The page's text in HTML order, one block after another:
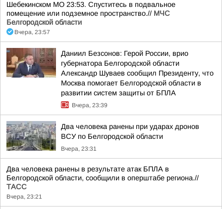
Шебекинском МО 23:53. Спуститесь в подвальное
помещение или подземное пространство.// МЧС
Белгородской области
Вчера, 23:57
Даниил Безсонов: Герой России, врио
губернатора Белгородской области
Александр Шуваев сообщил Президенту, что
Москва помогает Белгородской области в
развитии систем защиты от БПЛА
Вчера, 23:39
Два человека ранены при ударах дронов
ВСУ по Белгородской области
Вчера, 23:31
Два человека ранены в результате атак БПЛА в
Белгородской области, сообщили в оперштабе региона.//
ТАСС
Вчера, 23:21